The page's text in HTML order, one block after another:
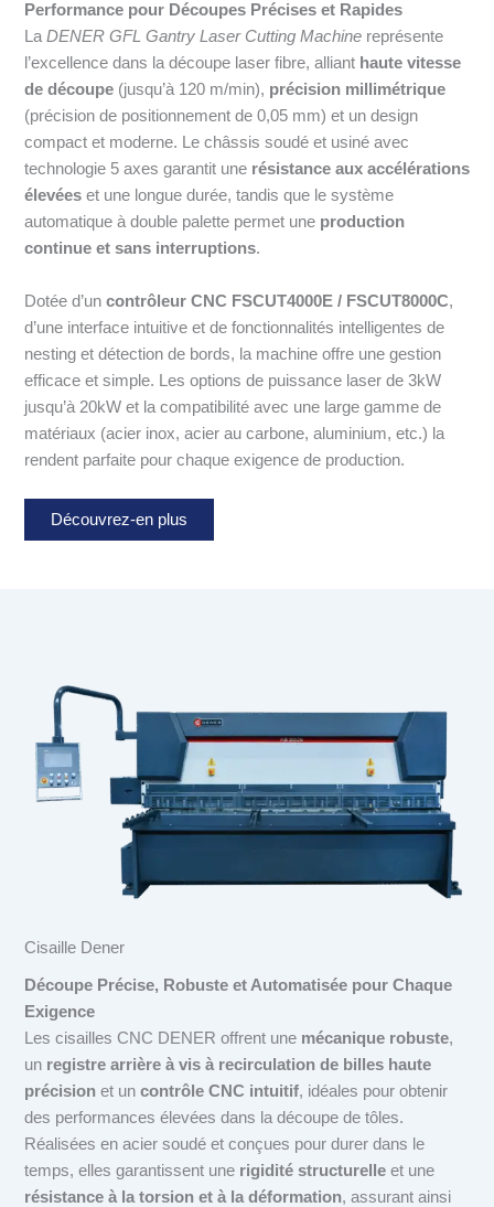
Performance pour Découpes Précises et Rapides
LaDENER GFL Gantry Laser Cutting Machinereprésente
l’excellence dans la découpe laser fibre, alliant haute vitesse
de découpe(jusqu’à 120 m/min), précision millimétrique
(précision de positionnement de 0,05 mm) et un design
compact et moderne. Le châssis soudé et usiné avec
technologie 5 axes garantit une résistance aux accélérations
élevéeset une longue durée, tandis que le système
automatique à double palette permet une production
continue et sans interruptions.
Dotée d’un contrôleur CNC FSCUT4000E / FSCUT8000C,
d’une interface intuitive et de fonctionnalités intelligentes de
nesting et détection de bords, la machine offre une gestion
efficace et simple. Les options de puissance laser de 3kW
jusqu’à 20kW et la compatibilité avec une large gamme de
matériaux (acier inox, acier au carbone, aluminium, etc.) la
rendent parfaite pour chaque exigence de production.
Découvrez-en plus
Cisaille Dener
Découpe Précise, Robuste et Automatisée pour Chaque
Exigence
Les cisailles CNC DENER offrent une mécanique robuste,
un registre arrière à vis à recirculation de billes haute
précisionet un contrôle CNC intuitif, idéales pour obtenir
des performances élevées dans la découpe de tôles.
Réalisées en acier soudé et conçues pour durer dans le
temps, elles garantissent une rigidité structurelleet une
résistance à la torsion et à la déformation, assurant ainsi